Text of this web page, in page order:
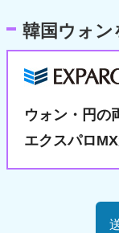
韓国ウォン
ウォン・円の
エクスパロ